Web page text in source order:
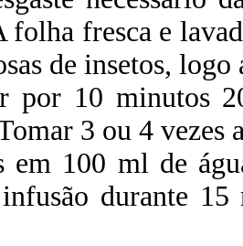
folha fresca e
de insetos,
por 10 minutos
3 ou 4 vezes
em 100 ml de
durante